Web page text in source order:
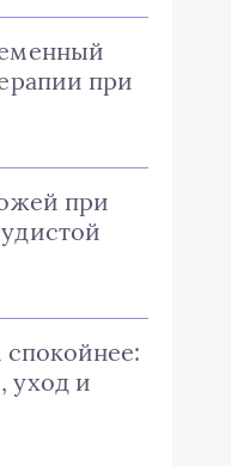
при
при
спокойнее:
уход и